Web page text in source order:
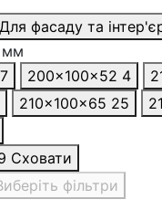
Для фасаду та
мм
200x100x52 4
210x100x65 25
Сховати
фільтри